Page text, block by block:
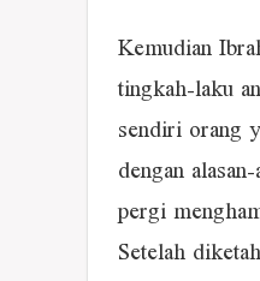
Kemudian
tingkah-laku
sendiri orang
dengan
pergi
Setelah